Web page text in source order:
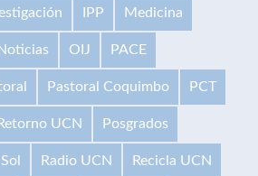
IPP Medicina
Noticias OIJ PACE
Pastoral Coquimbo PCT
UCN Posgrados
Radio UCN Recicla UCN